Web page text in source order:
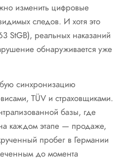
изменить цифровые
следов. И хотя это
StGB), реальных наказаний
обнаруживается уже
синхронизацию
TÜV и страховщиками.
базы, где
каждом этапе — продаже,
пробег в Германии
до момента